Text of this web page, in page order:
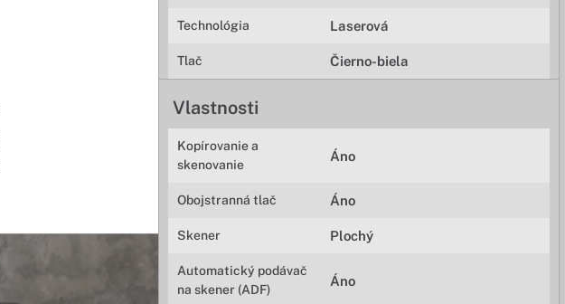
Technológia Laserová
Tlač Čierno-biela
Vlastnosti
Kopírovanie a
skenovanie
Áno
Obojstranná tlač Áno
Skener Plochý
Automatický podávač
na skener (ADF)
Áno